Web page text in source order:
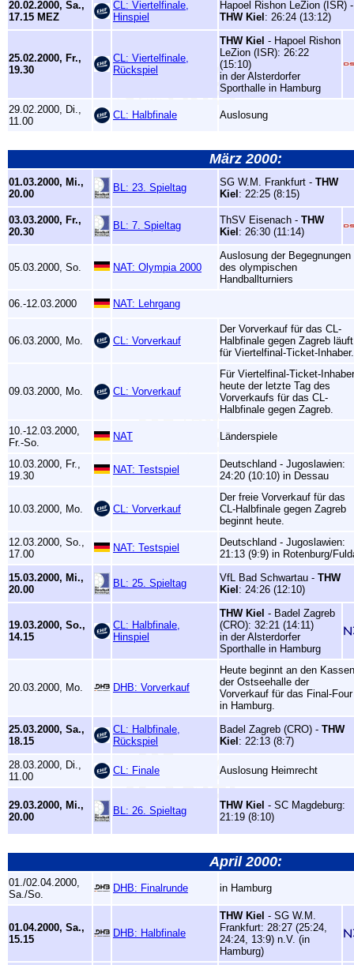
20.02.2000, Sa.,
17.15 MEZ
CL: Viertelfinale,
Hinspiel
Hapoel Rishon LeZion (ISR) -
THW Kiel : 26:24 (13:12)
25.02.2000, Fr.,
19.30
CL: Viertelfinale,
Rückspiel
THW Kiel - Hapoel Rishon
LeZion (ISR): 26:22
(15:10)
in der Alsterdorfer
Sporthalle in Hamburg
29.02.2000, Di.,
11.00
CL: Halbfinale Auslosung
März 2000:
01.03.2000, Mi.,
20.00
BL: 23. Spieltag SG W.M. Frankfurt - THW
Kiel : 22:25 (8:15)
03.03.2000, Fr.,
20.30
BL: 7. Spieltag ThSV Eisenach - THW
Kiel : 26:30 (11:14)
05.03.2000, So. NAT: Olympia 2000
Auslosung der Begegnungen
des olympischen
Handballturniers
06.-12.03.2000 NAT: Lehrgang
06.03.2000, Mo. CL: Vorverkauf
Der Vorverkauf für das CL-
Halbfinale gegen Zagreb läuft
für Viertelfinal-Ticket-Inhaber.
09.03.2000, Mo. CL: Vorverkauf
Für Viertelfinal-Ticket-Inhaber
heute der letzte Tag des
Vorverkaufs für das CL-
Halbfinale gegen Zagreb.
10.-12.03.2000,
Fr.-So.
NAT Länderspiele
10.03.2000, Fr.,
19.30
NAT: Testspiel
Deutschland - Jugoslawien:
24:20 (10:10) in Dessau
10.03.2000, Mo. CL: Vorverkauf
Der freie Vorverkauf für das
CL-Halbfinale gegen Zagreb
beginnt heute.
12.03.2000, So.,
17.00
NAT: Testspiel
Deutschland - Jugoslawien:
21:13 (9:9) in Rotenburg/
15.03.2000, Mi.,
20.00
BL: 25. Spieltag VfL Bad Schwartau - THW
Kiel : 24:26 (12:10)
19.03.2000, So.,
14.15
CL: Halbfinale,
Hinspiel
THW Kiel - Badel Zagreb
(CRO): 32:21 (14:11)
in der Alsterdorfer
Sporthalle in Hamburg
20.03.2000, Mo. DHB: Vorverkauf
Heute beginnt an den Kassen
der Ostseehalle der
Vorverkauf für das Final-Four
in Hamburg.
25.03.2000, Sa.,
18.15
CL: Halbfinale,
Rückspiel
Badel Zagreb (CRO) - THW
Kiel : 22:13 (8:7)
28.03.2000, Di.,
11.00
CL: Finale Auslosung Heimrecht
29.03.2000, Mi.,
20.00
BL: 26. Spieltag THW Kiel - SC Magdeburg:
21:19 (8:10)
April 2000:
01./02.04.2000,
Sa./So.
DHB: Finalrunde in Hamburg
01.04.2000, Sa.,
15.15
DHB: Halbfinale
THW Kiel - SG W.M.
Frankfurt: 28:27 (25:24,
24:24, 13:9) n.V. (in
Hamburg)